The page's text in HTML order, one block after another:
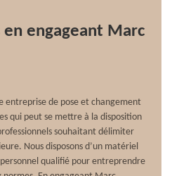
en engageant Marc
entreprise de pose et changement
qui peut se mettre à la disposition
souhaitant délimiter
Nous disposons d’un matériel
qualifié pour entreprendre